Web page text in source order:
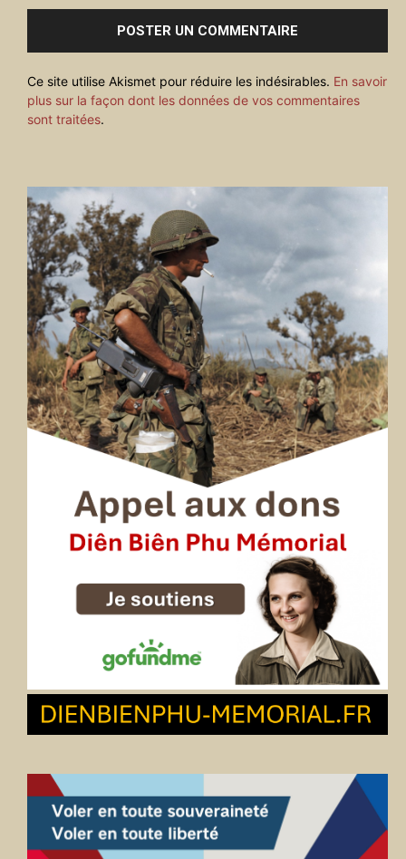
Ce site utilise Akismet pour réduire les indésirables. En savoir
plus sur la façon dont les données de vos commentaires
sont traitées.